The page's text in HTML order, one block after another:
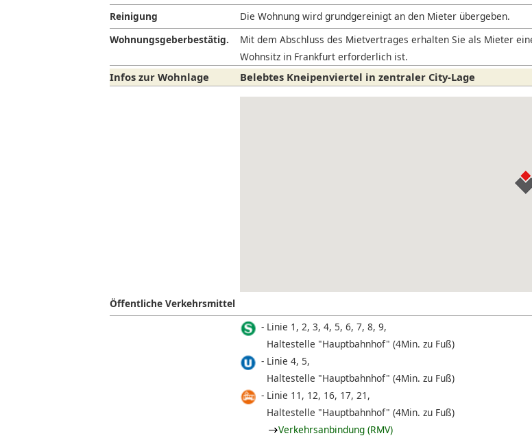
Reinigung
Die Wohnung wird grundgereinigt an den Mieter übergeben.
Wohnungsgeberbestätig.
Mit dem Abschluss des Mietvertrages erhalten Sie als Mieter
Wohnsitz in Frankfurt erforderlich ist.
Infos zur Wohnlage Belebtes Kneipenviertel in zentraler City-Lage
Öffentliche Verkehrsmittel
Linie 1, 2, 3, 4, 5, 6, 7, 8, 9,
Haltestelle "Hauptbahnhof" (4Min. zu Fuß)
Linie 4, 5,
Haltestelle "Hauptbahnhof" (4Min. zu Fuß)
Linie 11, 12, 16, 17, 21,
Haltestelle "Hauptbahnhof" (4Min. zu Fuß)
Verkehrsanbindung (RMV)